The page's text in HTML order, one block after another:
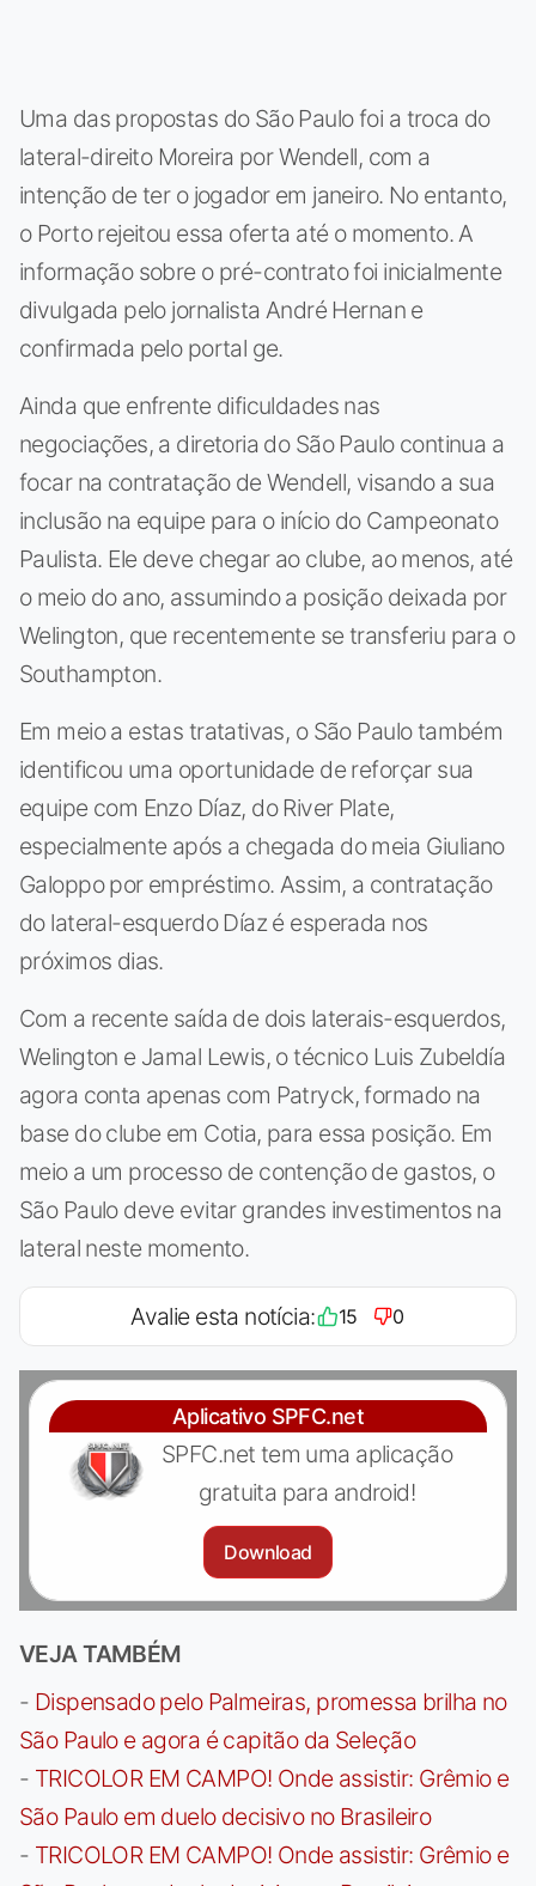
Uma das propostas do São Paulo foi a troca do
lateral-direito Moreira por Wendell, com a
intenção de ter o jogador em janeiro. No entanto,
o Porto rejeitou essa oferta até o momento. A
informação sobre o pré-contrato foi inicialmente
divulgada pelo jornalista André Hernan e
confirmada pelo portal ge.
Ainda que enfrente dificuldades nas
negociações, a diretoria do São Paulo continua a
focar na contratação de Wendell, visando a sua
inclusão na equipe para o início do Campeonato
Paulista. Ele deve chegar ao clube, ao menos, até
o meio do ano, assumindo a posição deixada por
Welington, que recentemente se transferiu para o
Southampton.
Em meio a estas tratativas, o São Paulo também
identificou uma oportunidade de reforçar sua
equipe com Enzo Díaz, do River Plate,
especialmente após a chegada do meia Giuliano
Galoppo por empréstimo. Assim, a contratação
do lateral-esquerdo Díaz é esperada nos
próximos dias.
Com a recente saída de dois laterais-esquerdos,
Welington e Jamal Lewis, o técnico Luis Zubeldía
agora conta apenas com Patryck, formado na
base do clube em Cotia, para essa posição. Em
meio a um processo de contenção de gastos, o
São Paulo deve evitar grandes investimentos na
lateral neste momento.
Avalie esta notícia: 15 0
Aplicativo SPFC.net
SPFC.net tem uma aplicação
gratuita para android!
Download
VEJA TAMBÉM
- Dispensado pelo Palmeiras, promessa brilha no
São Paulo e agora é capitão da Seleção
- TRICOLOR EM CAMPO! Onde assistir: Grêmio e
São Paulo em duelo decisivo no Brasileiro
- TRICOLOR EM CAMPO! Onde assistir: Grêmio e